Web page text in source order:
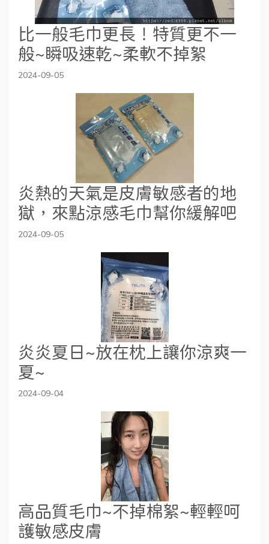
比一般毛巾更長！特質更不一
般~瞬吸速乾~柔軟不掉絮
2024-09-05
炎熱的天氣是皮膚敏感者的地
獄，來點涼感毛巾幫你緩解吧
2024-09-05
炎炎夏日~放在枕上讓你涼爽一
夏~
2024-09-04
高品質毛巾~不掉棉絮~輕輕呵
護敏感皮膚